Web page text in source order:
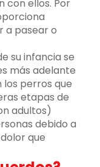
con ellos. Por
a pasear o
su infancia se
más adelante
los perros que
etapas de
adultos)
debido a
que